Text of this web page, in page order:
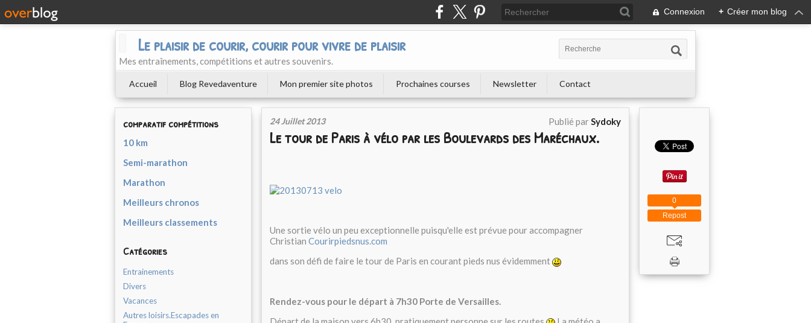
Connexion + Créer mon blog
Le plaisir de courir, courir pour vivre de plaisir
Mes entraînements, compétitions et autres souvenirs.
Accueil Blog Revedaventure Mon premier site photos Prochaines courses Newsletter Contact
comparatif compétitions
10 km
Semi-marathon
Marathon
Meilleurs chronos
Meilleurs classements
Catégories
Entrainements
Divers
Vacances
Autres loisirs.Escapades en
24 Juillet 2013 Publié parSydoky
Le tour de Paris à vélo par les Boulevards des Maréchaux.
Une sortie vélo un peu exceptionnelle puisqu'elle est prévue pour accompagner
Christian Courirpiedsnus.com
dans son défi de faire le tour de Paris en courant pieds nus évidemment
Rendez-vous pour le départ à 7h30 Porte de Versailles.
Repost
0